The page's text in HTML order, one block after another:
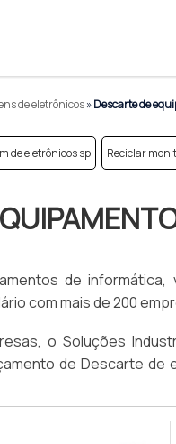
de eletrônicos»Descarte de
de eletrônicos sp Reciclar
de
com mais de 200
o Soluções
de Descarte